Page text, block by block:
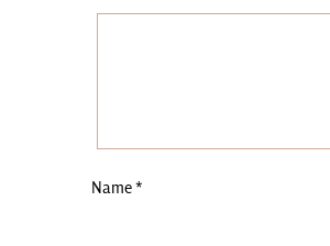
Name *